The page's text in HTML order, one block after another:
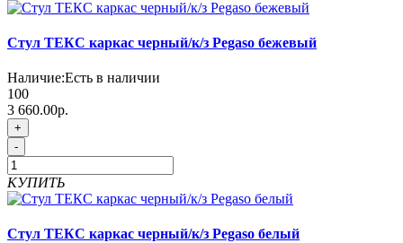
Стул ТЕКС каркас черный/к/з Pegaso бежевый
Наличие:Есть в наличии
100
3 660.00р.
+
-
КУПИТЬ
Стул ТЕКС каркас черный/к/з Pegaso белый